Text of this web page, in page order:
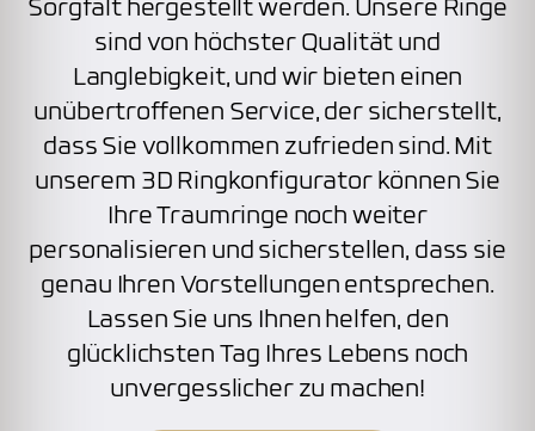
Sorgfalt hergestellt werden. Unsere Ringe
sind von höchster Qualität und
Langlebigkeit, und wir bieten einen
unübertroffenen Service, der sicherstellt,
dass Sie vollkommen zufrieden sind. Mit
unserem 3D Ringkonfigurator können Sie
Ihre Traumringe noch weiter
personalisieren und sicherstellen, dass sie
genau Ihren Vorstellungen entsprechen.
Lassen Sie uns Ihnen helfen, den
glücklichsten Tag Ihres Lebens noch
unvergesslicher zu machen!